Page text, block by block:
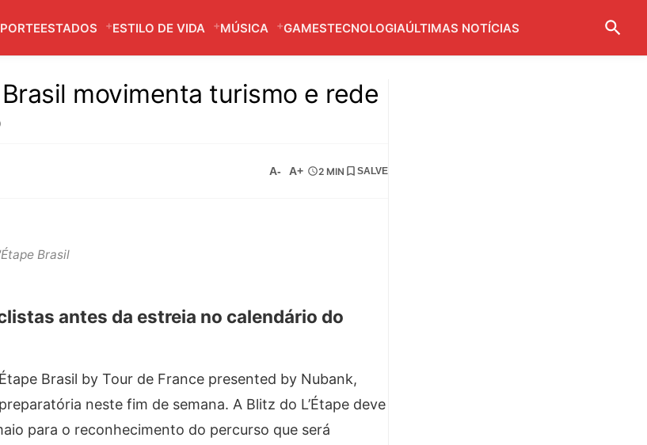
ESTADOS ESTILO DE VIDA MÚSICA GAMESTECNOLOGIAÚLTIMAS NOTÍCIAS
movimenta turismo e rede
A- A+ 2 MIN SALVE
Brasil
antes da estreia no calendário do
Brasil by Tour de France presented by Nubank,
neste fim de semana. A Blitz do L’Étape deve
para o reconhecimento do percurso que será